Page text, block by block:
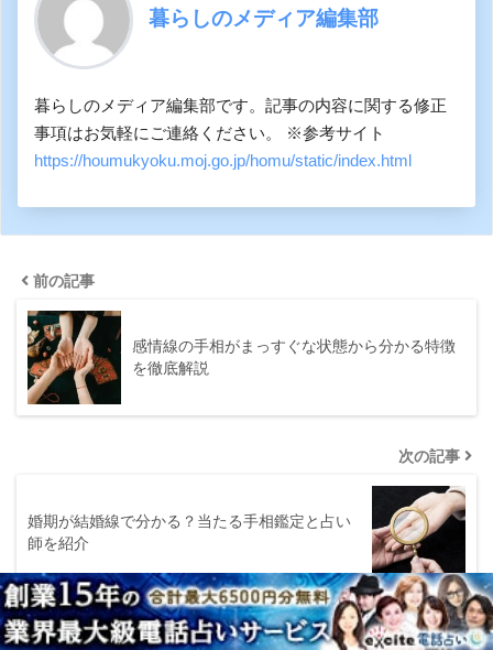
暮らしのメディア編集部
暮らしのメディア編集部です。記事の内容に関する修正
事項はお気軽にご連絡ください。 ※参考サイト
https://houmukyoku.moj.go.jp/homu/static/index.html
前の記事
感情線の手相がまっすぐな状態から分かる特徴
を徹底解説
次の記事
婚期が結婚線で分かる？当たる手相鑑定と占い
師を紹介